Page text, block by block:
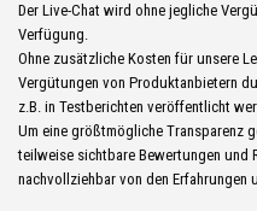
Der Live-Chat wird ohne jegliche
Verfügung.
Ohne zusätzliche Kosten für unsere
Vergütungen von Produktanbietern
z.B. in Testberichten veröffentlicht
Um eine größtmögliche Transparenz
teilweise sichtbare Bewertungen und
nachvollziehbar von den Erfahrungen